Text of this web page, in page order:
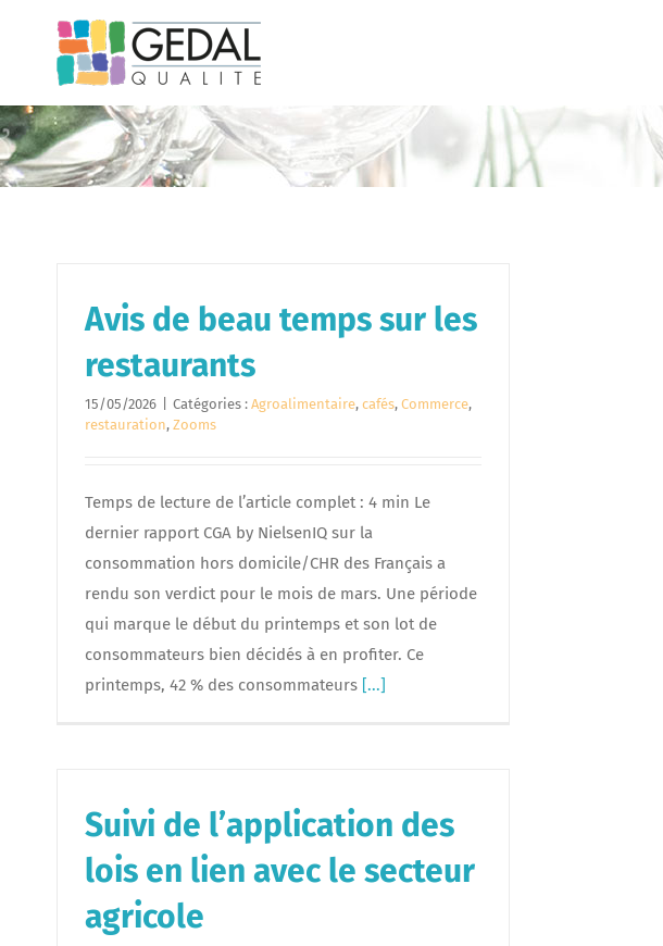
contenu
Avis de beau temps sur les
restaurants
15/05/2026 Catégories : Agroalimentaire, cafés, Commerce,
restauration, Zooms
Temps de lecture de l’article complet : 4 min Le
dernier rapport CGA by NielsenIQ sur la
consommation hors domicile/CHR des Français a
rendu son verdict pour le mois de mars. Une période
qui marque le début du printemps et son lot de
consommateurs bien décidés à en profiter. Ce
printemps, 42 % des consommateurs [...]
Suivi de l’application des
lois en lien avec le secteur
agricole